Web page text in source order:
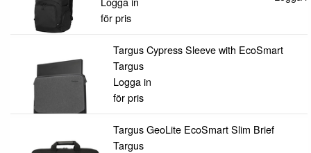
för pris
Targus Cypress Sleeve with EcoSmart
Targus
Logga in
för pris
Targus GeoLite EcoSmart Slim Brief
Targus